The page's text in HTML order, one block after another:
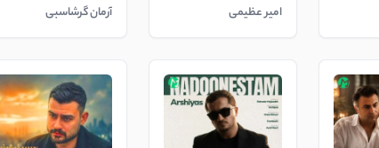
امیر عظیمی آرمان گرشاسبی